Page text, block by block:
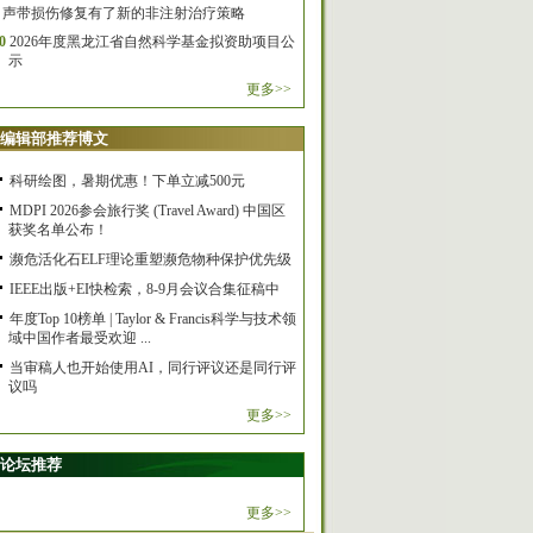
声带损伤修复有了新的非注射治疗策略
2026年度黑龙江省自然科学基金拟资助项目公
示
更多>>
编辑部推荐博文
科研绘图，暑期优惠！下单立减500元
MDPI 2026参会旅行奖 (Travel Award) 中国区
获奖名单公布！
濒危活化石ELF理论重塑濒危物种保护优先级
IEEE出版+EI快检索，8-9月会议合集征稿中
年度Top 10榜单 | Taylor & Francis科学与技术领
域中国作者最受欢迎 ...
当审稿人也开始使用AI，同行评议还是同行评
议吗
更多>>
论坛推荐
更多>>